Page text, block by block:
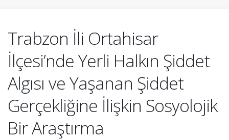
Trabzon İli Ortahisar
İlçesi’nde Yerli Halkın Şiddet
Algısı ve Yaşanan Şiddet
Gerçekliğine İlişkin Sosyolojik
Bir Araştırma